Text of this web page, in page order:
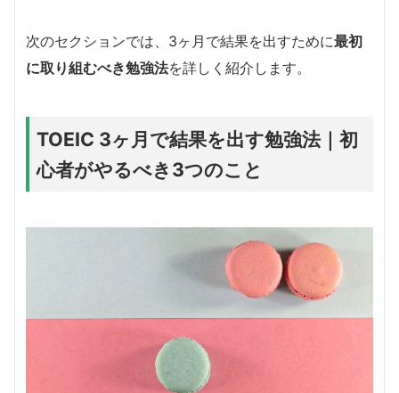
次のセクションでは、3ヶ月で結果を出すために最初
に取り組むべき勉強法を詳しく紹介します。
TOEIC 3ヶ月で結果を出す勉強法｜初
心者がやるべき3つのこと